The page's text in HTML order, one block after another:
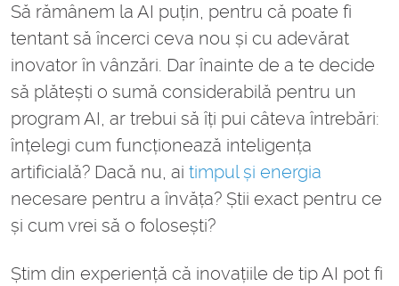
Să rămânem la AI puțin, pentru că poate fi
tentant să încerci ceva nou și cu adevărat
inovator în vânzări. Dar înainte de a te decide
să plătești o sumă considerabilă pentru un
program AI, ar trebui să îți pui câteva întrebări:
înțelegi cum funcționează inteligența
artificială? Dacă nu, ai timpul și energia
necesare pentru a învăța? Știi exact pentru ce
și cum vrei să o folosești?
Știm din experiență că inovațiile de tip AI pot fi